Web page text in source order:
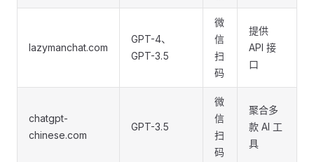
lazymanchat.com
GPT-4、
GPT-3.5
微
信
扫
码
提供
API 接
口
chatgpt-
chinese.com
GPT-3.5
微
信
扫
码
聚合多
款 AI 工
具